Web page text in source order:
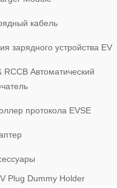
кабель
зарядного устройства EV
RCCB Автоматический
протокола EVSE
Plug Dummy Holder